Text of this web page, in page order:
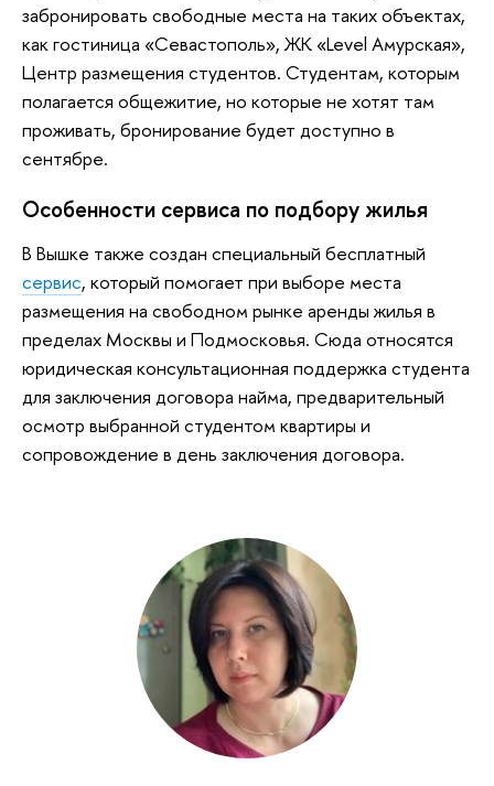
забронировать свободные места на таких объектах,
как гостиница «Севастополь», ЖК «Level Амурская»,
Центр размещения студентов. Студентам, которым
полагается общежитие, но которые не хотят там
проживать, бронирование будет доступно в
сентябре.
Особенности сервиса по подбору жилья
В Вышке также создан специальный бесплатный
сервис, который помогает при выборе места
размещения на свободном рынке аренды жилья в
пределах Москвы и Подмосковья. Сюда относятся
юридическая консультационная поддержка студента
для заключения договора найма, предварительный
осмотр выбранной студентом квартиры и
сопровождение в день заключения договора.